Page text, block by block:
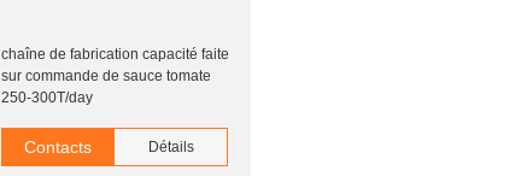
chaîne de fabrication capacité faite
sur commande de sauce tomate
250-300T/day
Contacts Détails